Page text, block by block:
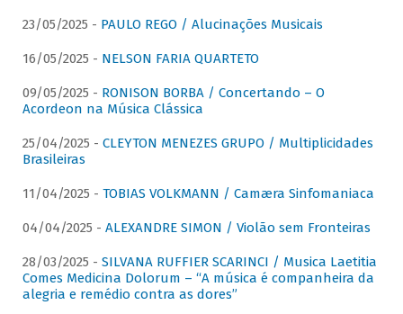
23/05/2025 - PAULO REGO / Alucinações Musicais
16/05/2025 - NELSON FARIA QUARTETO
09/05/2025 - RONISON BORBA / Concertando – O
Acordeon na Música Clássica
25/04/2025 - CLEYTON MENEZES GRUPO / Multiplicidades
Brasileiras
11/04/2025 - TOBIAS VOLKMANN / Camæra Sinfomaniaca
04/04/2025 - ALEXANDRE SIMON / Violão sem Fronteiras
28/03/2025 - SILVANA RUFFIER SCARINCI / Musica Laetitia
Comes Medicina Dolorum – “A música é companheira da
alegria e remédio contra as dores”